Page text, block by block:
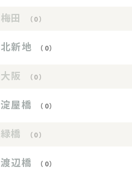
梅田 （0）
北新地 （0）
大阪 （0）
淀屋橋 （0）
緑橋 （0）
渡辺橋 （0）